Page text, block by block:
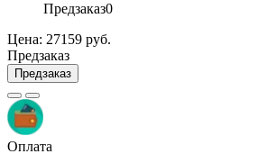
Предзаказ0
Цена: 27159 руб.
Предзаказ
Предзаказ
Оплата